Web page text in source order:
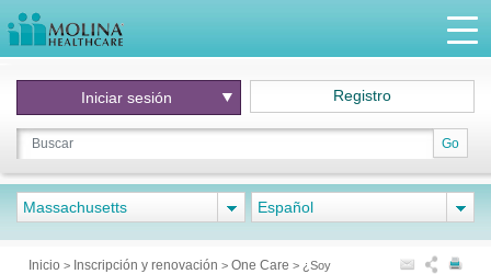
Go
Iniciar sesión Registro
Massachusetts Español
Inicio > Inscripción y renovación > One Care > ¿Soy